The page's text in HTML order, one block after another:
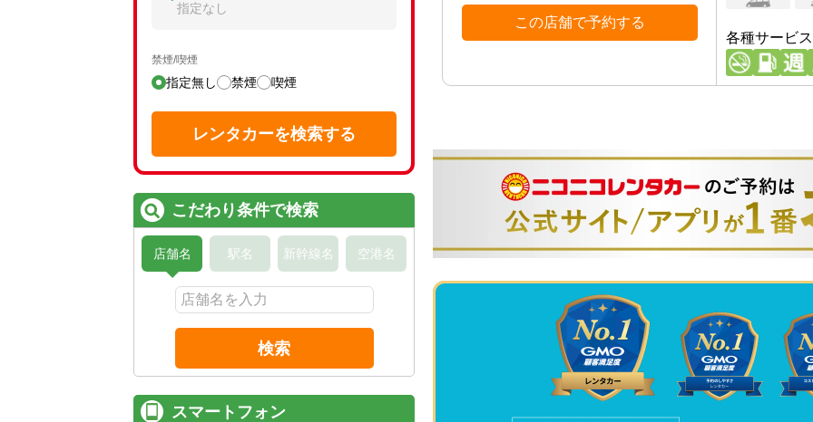
この店舗で予約する
各種サービス
指定なし
禁煙/喫煙
指定無し 禁煙 喫煙
レンタカーを検索する
こだわり条件で検索
店舗名 駅名 新幹線名 空港名
検索
スマートフォン